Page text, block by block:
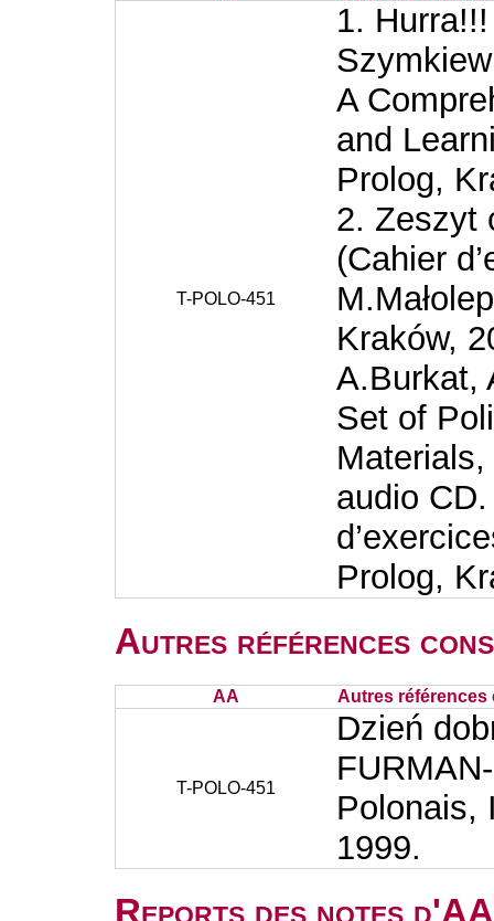
T-POLO-451
1.
A
and
Prolog,
2. Zeszyt
(Cahier
Kraków,
A.Burkat,
Set of
audio
Prolog,
Autres références
AA Autres références
T-POLO-451
Dzień
Polonais,
1999.
Reports des notes